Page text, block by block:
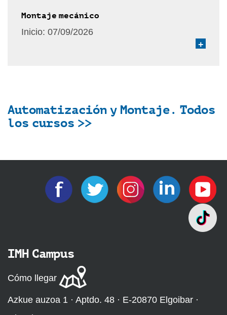
Montaje mecánico
Inicio: 07/09/2026
+
Automatización y Montaje. Todos
los cursos >>
IMH Campus
Cómo llegar
Azkue auzoa 1 · Aptdo. 48 · E-20870 Elgoibar ·